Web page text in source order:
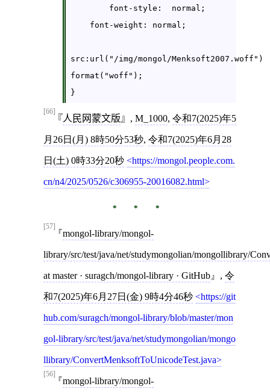
src:url("/img/mongol/Menksoft2007.woff")
format("woff");
}
[66]
人民网蒙文版 , M_1000, 令和7(2025)年5
月26日(月) 8時50分53秒, 令和7(2025)年6月28
日(土) 0時33分20秒 https://mongol.people.com.
cn/n4/2025/0526/c306955-20016082.html
[57]
mongol-library/mongol-
library/src/test/java/net/studymongolian/mongollibrary/
at master · suragch/mongol-library · GitHub , 令
和7(2025)年6月27日(金) 9時4分46秒 https://git
hub.com/suragch/mongol-library/blob/master/mon
gol-library/src/test/java/net/studymongolian/mongo
llibrary/ConvertMenksoftToUnicodeTest.java
[56]
mongol-library/mongol-